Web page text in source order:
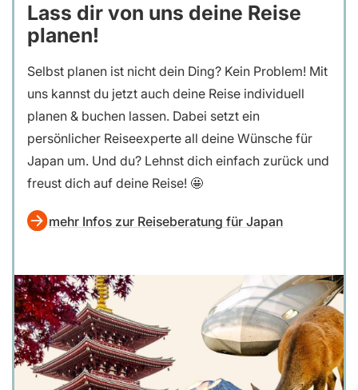
Lass dir von uns deine Reise
planen!
Selbst planen ist nicht dein Ding? Kein Problem! Mit
uns kannst du jetzt auch deine Reise individuell
planen & buchen lassen. Dabei setzt ein
persönlicher Reiseexperte all deine Wünsche für
Japan um. Und du? Lehnst dich einfach zurück und
freust dich auf deine Reise! 🤩
mehr Infos zur Reiseberatung für Japan